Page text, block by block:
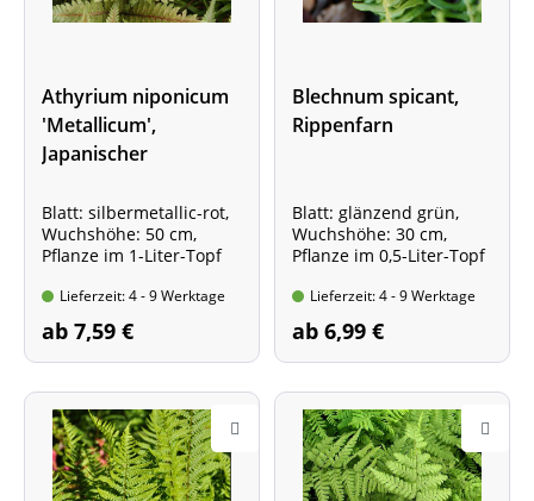
Athyrium niponicum
'Metallicum',
Japanischer
Brokatfarn
Blatt: silbermetallic-rot,
Wuchshöhe: 50 cm,
Pflanze im 1-Liter-Topf
Lieferzeit: 4 - 9 Werktage
ab 7,59 €
Blechnum spicant,
Rippenfarn
Blatt: glänzend grün,
Wuchshöhe: 30 cm,
Pflanze im 0,5-Liter-Topf
Lieferzeit: 4 - 9 Werktage
ab 6,99 €